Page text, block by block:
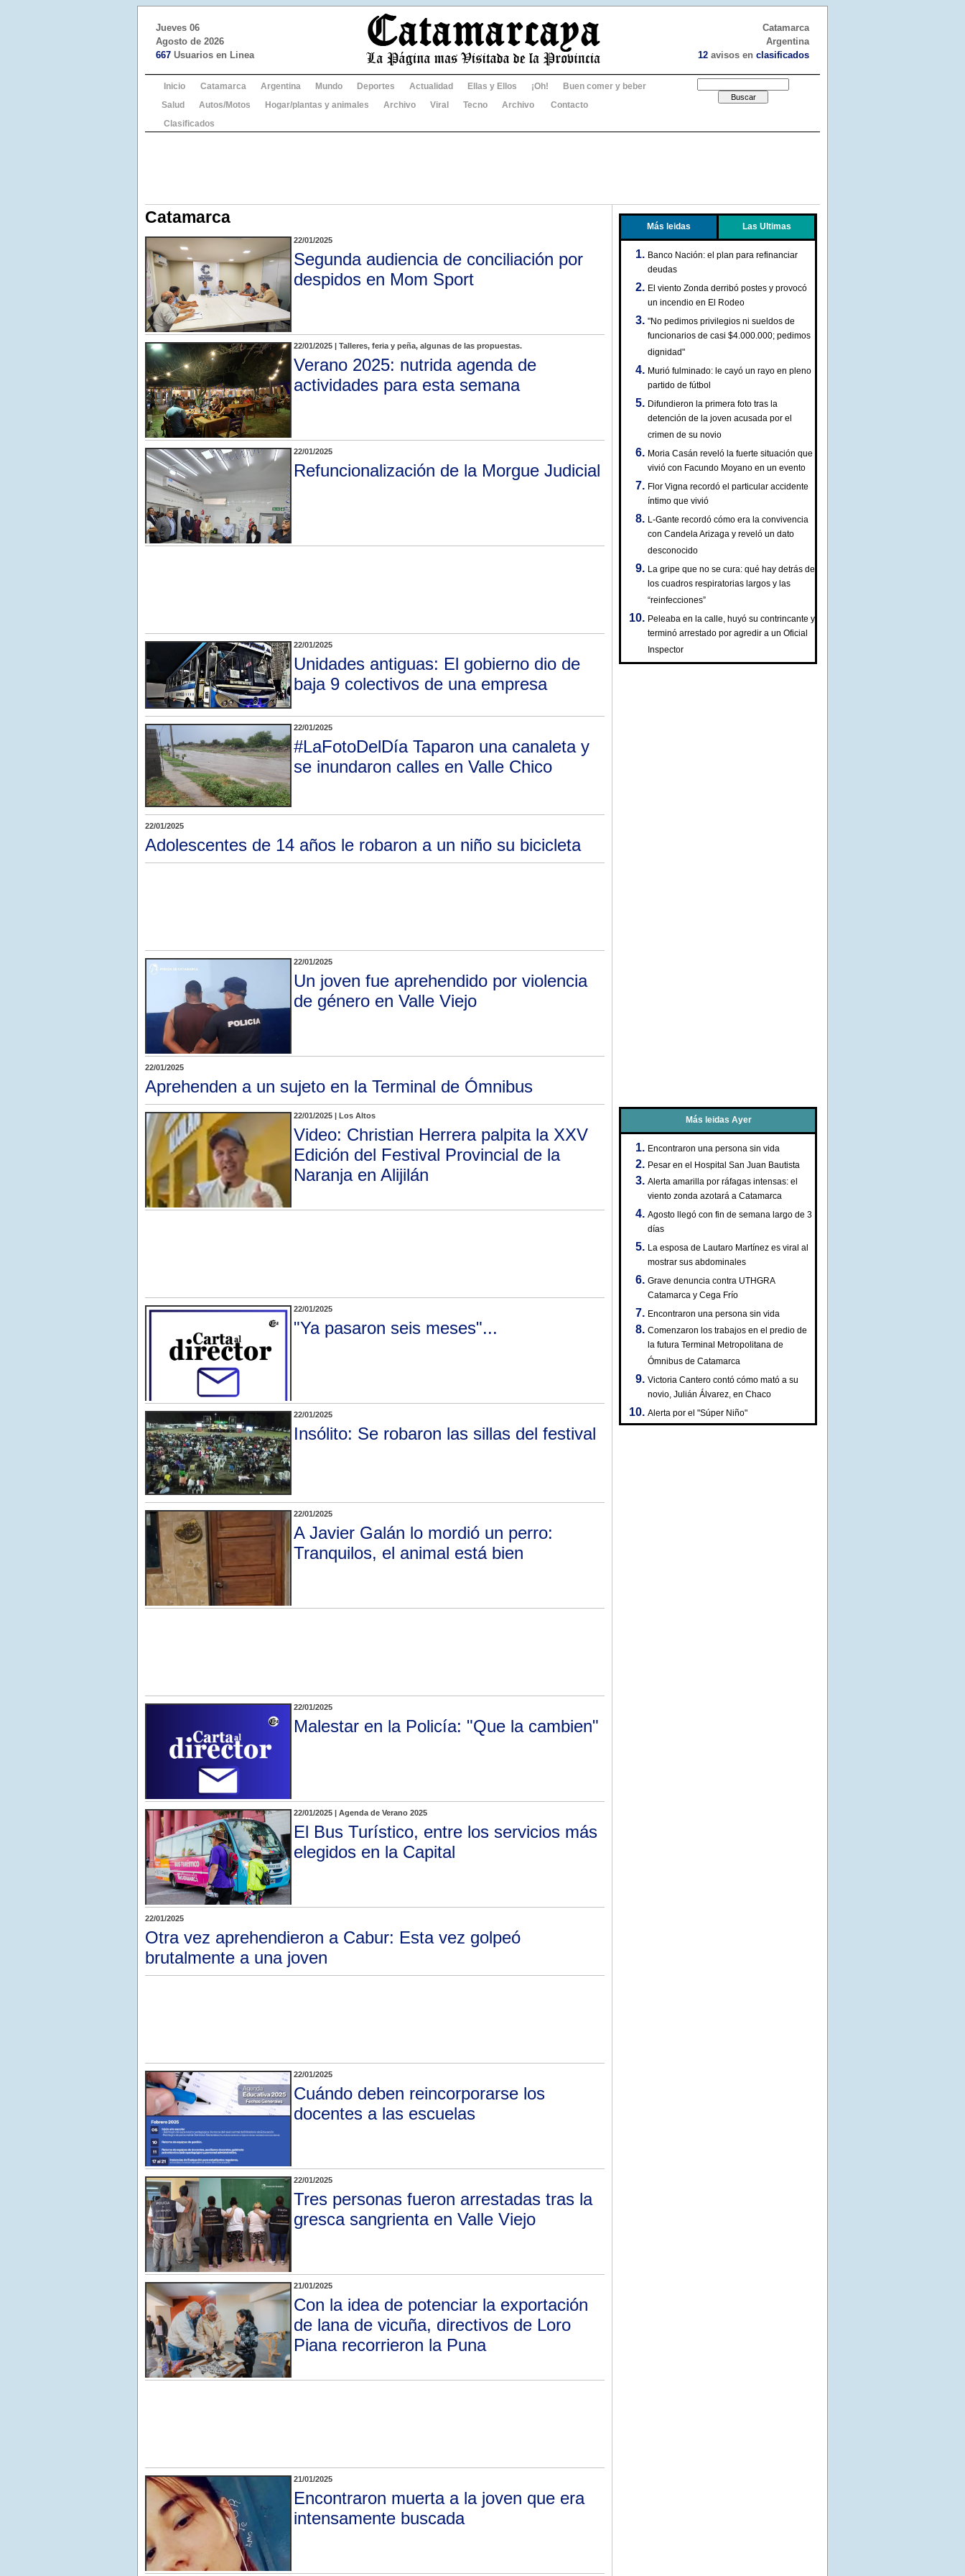
Jueves 06
Agosto de 2026
667 Usuarios en Linea
Catamarca
Argentina
12 avisos en clasificados
Inicio Catamarca Argentina Mundo Deportes Actualidad Ellas y Ellos ¡Oh!
Buen comer y beber
Salud
Autos/Motos Hogar/plantas y animales Archivo Viral Tecno Archivo
Contacto
Clasificados
Catamarca
22/01/2025
Segunda audiencia de conciliación por
despidos en Mom Sport
22/01/2025 | Talleres, feria y peña, algunas de las propuestas.
Verano 2025: nutrida agenda de
actividades para esta semana
22/01/2025
Refuncionalización de la Morgue Judicial
22/01/2025
Unidades antiguas: El gobierno dio de
baja 9 colectivos de una empresa
22/01/2025
#LaFotoDelDía Taparon una canaleta y
se inundaron calles en Valle Chico
22/01/2025
Adolescentes de 14 años le robaron a un niño su bicicleta
22/01/2025
Un joven fue aprehendido por violencia
de género en Valle Viejo
22/01/2025
Aprehenden a un sujeto en la Terminal de Ómnibus
22/01/2025 | Los Altos
Video: Christian Herrera palpita la XXV
Edición del Festival Provincial de la
Naranja en Alijilán
22/01/2025
"Ya pasaron seis meses"...
22/01/2025
Insólito: Se robaron las sillas del festival
22/01/2025
A Javier Galán lo mordió un perro:
Tranquilos, el animal está bien
22/01/2025
Malestar en la Policía: "Que la cambien"
22/01/2025 | Agenda de Verano 2025
El Bus Turístico, entre los servicios más
elegidos en la Capital
22/01/2025
Otra vez aprehendieron a Cabur: Esta vez golpeó
brutalmente a una joven
22/01/2025
Cuándo deben reincorporarse los
docentes a las escuelas
22/01/2025
Tres personas fueron arrestadas tras la
gresca sangrienta en Valle Viejo
21/01/2025
Con la idea de potenciar la exportación
de lana de vicuña, directivos de Loro
Piana recorrieron la Puna
21/01/2025
Encontraron muerta a la joven que era
intensamente buscada
Más leidas Las Ultimas
Banco Nación: el plan para refinanciar
deudas
El viento Zonda derribó postes y provocó
un incendio en El Rodeo
"No pedimos privilegios ni sueldos de
funcionarios de casi $4.000.000; pedimos
dignidad"
Murió fulminado: le cayó un rayo en pleno
partido de fútbol
Difundieron la primera foto tras la
detención de la joven acusada por el
crimen de su novio
Moria Casán reveló la fuerte situación que
vivió con Facundo Moyano en un evento
Flor Vigna recordó el particular accidente
íntimo que vivió
L-Gante recordó cómo era la convivencia
con Candela Arizaga y reveló un dato
desconocido
La gripe que no se cura: qué hay detrás de
los cuadros respiratorias largos y las
“reinfecciones”
Peleaba en la calle, huyó su contrincante y
terminó arrestado por agredir a un Oficial
Inspector
Más leidas Ayer
Encontraron una persona sin vida
Pesar en el Hospital San Juan Bautista
Alerta amarilla por ráfagas intensas: el
viento zonda azotará a Catamarca
Agosto llegó con fin de semana largo de 3
días
La esposa de Lautaro Martínez es viral al
mostrar sus abdominales
Grave denuncia contra UTHGRA
Catamarca y Cega Frío
Encontraron una persona sin vida
Comenzaron los trabajos en el predio de
la futura Terminal Metropolitana de
Ómnibus de Catamarca
Victoria Cantero contó cómo mató a su
novio, Julián Álvarez, en Chaco
Alerta por el "Súper Niño"